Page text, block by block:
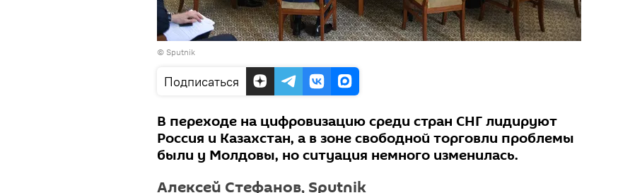
© Sputnik
Подписаться
В переходе на цифровизацию среди стран СНГ лидируют
Россия и Казахстан, а в зоне свободной торговли проблемы
были у Молдовы, но ситуация немного изменилась.
Алексей Стефанов, Sputnik